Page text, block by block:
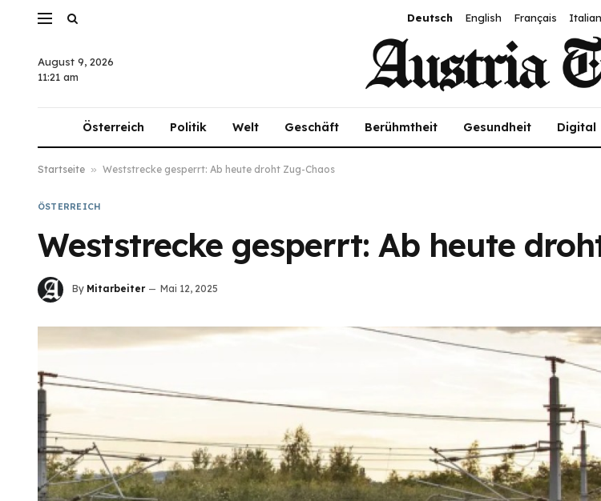
Deutsch English Français
August 9, 2026
11:21 am
Österreich Politik Welt Geschäft Berühmtheit Gesundheit Digital
Startseite » Weststrecke gesperrt: Ab heute droht Zug-Chaos
ÖSTERREICH
Weststrecke gesperrt: Ab heute
By Mitarbeiter Mai 12, 2025